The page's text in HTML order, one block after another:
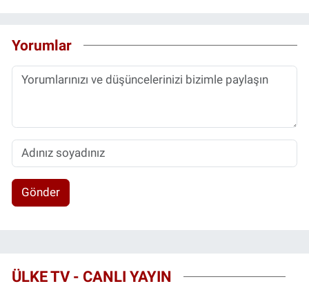
Yorumlar
Gönder
ÜLKE TV - CANLI YAYIN